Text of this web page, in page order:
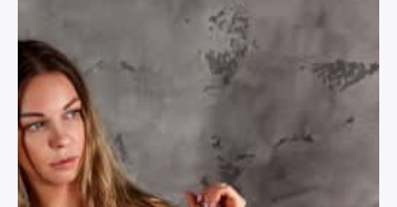
Bien-être
Voyages
Déco & Maison
Amour